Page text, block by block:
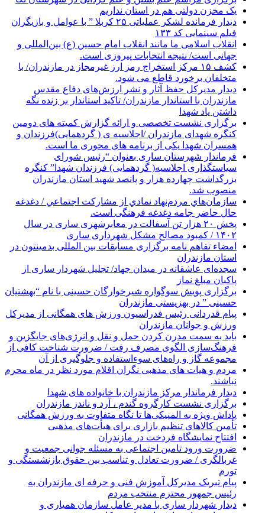
یک مخزن دولتی هم در استان نداریم
دیدار فرمانده لشکر عملیاتی ۲۵ کربلا ” با عوامل و بازیگران
فیلم سینمایی کد ۱۳۳
انقلاب اسلامی ما مانند انقلاب امام حسین (ع) بین‌المللی و
جهانی است/ نتیجه انتخابات پیروزی است.
کشف ۱۵ مرکز استخراج رمز ارز غیرمجاز در مازندران/ با
متخلفان برخورد قاطع می شود.
دیدار مدیرکل حفظ آثار و نشر ارزش‌های دفاع مقدس
مازندران با استاندار مازندران/ تاکید استاندار بر زنده نگه
داشتن یاد شهدا
برگزاری نشست تخصصی و ارائه گزارش کمیته های دومین
کنگره شهدای مازندران /اجلاسیه ی ( گردهمایی)فرزندان و
همسران شهدا یکی از برنامه های محوری ما است.
فرماندار شهرستان ساری بعنوان “رئیس شورای
سیاستگذاری اجلاسیه( گردهمایی) فرزندان شهدا” کنگره
بزرگداشت چهارده هزار و پانصد شهید استان مازندران
منصوب شد.
سازمان‌هاي مردم‌نهاد نمادي از مشاركت اجتماعي / دغدغه
حال حاضر جامه دغدغه فرهنگی است.
پخش ۲۰ هزار تن آسفالت در معابرشهری ساری در سال
۱۴۰۲ / کمبود مصالح مشکل شهرداری ساری
امضاء تفاهم نامه برگزاری مسابقات بین المللی بدمینتون در
استان مازندران
سجده‌ای عاشقانه در میدان جهاد/ تجلیل شهردار ساری از
پاکبان مبلغ نماز
برگزاری پویش سوگواره شیرخوارگان حسینی با نام “بهشتیان
حسینی ” در بهزیستی مازندران
پیام قدردانی رئیس فدراسیون ورزش های همگانی از مدیرکل
ورزش و جوانان مازندران
باید به سمت مدرن کردن حمل و نقل و انرژی‌های جایگزین و
فرهنگ‌سازی الگوی مصرف رفت / ضرورت شناخت کافی از
مجموعه گاز و راه‌های سوءاستفاده و جلوگیری از آن
مردم و هیات های مذهبی نگران اقلام مورد نظر در ماه محرم
نباشند.
دیدار فرماندار مرکز مازندران با خانواده های شهدا
برگزاری نشست کارگروه گندم ، آرد و ناندز مازندران
پاداش ویژه به المپیکی‌ها تا نگاه متفاوت به ورزش همگانی
تأمین کالاهای تنظیم بازاری برای هیأت‌های مذهبی
افتتاح نمایشگاه فردخت در مازندران
ضرورت ورود تامین اجتماعی به مسئله جوانی جمعیت و
غربالگری / ضرورت تعادل و تناسب بین حقوق بازنشستگی و
تورم
پیام تبریک مدیرکل آموزش فنی و حرفه ای مازندران به
رئیس جمهور محترم منتخب مردم
دیدار شهردار ساری با مدیر عامل سازمان همیاری و